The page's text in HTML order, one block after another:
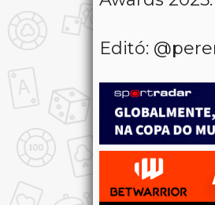
Editó: